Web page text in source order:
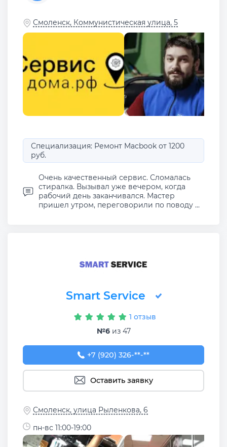
Смоленск, Коммунистическая улица, 5
Специализация: Ремонт Macbook от 1200
руб.
Очень качественный сервис. Сломалась
стиралка. Вызывал уже вечером, когда
рабочий день заканчивался. Мастер
пришел утром, переговорили по поводу ...
Smart Service
1 отзыв
№6из 47
+7 (920) 326-83-99
+7 (920) 326-**-**
Оставить заявку
Смоленск, улица Рыленкова, 6
пн-вс 11:00-19:00